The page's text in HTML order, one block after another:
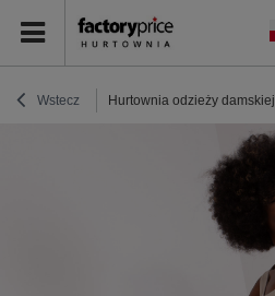
Wstecz Hurtownia odzieży damskiej